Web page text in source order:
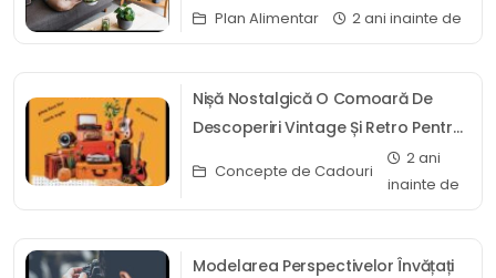
Plan Alimentar 2 ani inainte de
Nișă Nostalgică O Comoară De
Descoperiri Vintage Și Retro Pentru
Concepte de Cadouri
2 ani
inainte de
Modelarea Perspectivelor Învățați